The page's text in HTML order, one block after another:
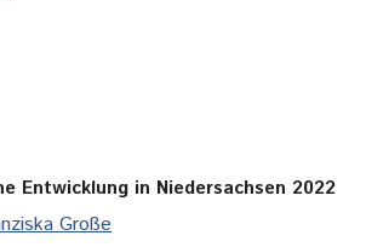
Entwicklung in Niedersachsen 2022
Große